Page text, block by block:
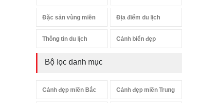
Đặc sản vùng miền Địa điểm du lịch
Thông tin du lịch Cảnh biển đẹp
Bộ lọc danh mục
Cảnh đẹp miền Bắc Cảnh đẹp miền Trung